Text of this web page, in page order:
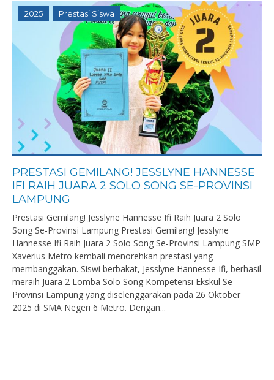
2025 Prestasi Siswa
PRESTASI GEMILANG! JESSLYNE HANNESSE
IFI RAIH JUARA 2 SOLO SONG SE-PROVINSI
LAMPUNG
Prestasi Gemilang! Jesslyne Hannesse Ifi Raih Juara 2 Solo
Song Se-Provinsi Lampung Prestasi Gemilang! Jesslyne
Hannesse Ifi Raih Juara 2 Solo Song Se-Provinsi Lampung SMP
Xaverius Metro kembali menorehkan prestasi yang
membanggakan. Siswi berbakat, Jesslyne Hannesse Ifi, berhasil
meraih Juara 2 Lomba Solo Song Kompetensi Ekskul Se-
Provinsi Lampung yang diselenggarakan pada 26 Oktober
2025 di SMA Negeri 6 Metro. Dengan...